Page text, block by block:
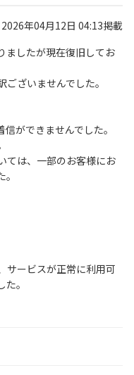
2026年04月12日 04:13掲載
ましたが現在復旧してお
ざいませんでした。
ができませんでした。
は、一部のお客様にお
サービスが正常に利用可
。